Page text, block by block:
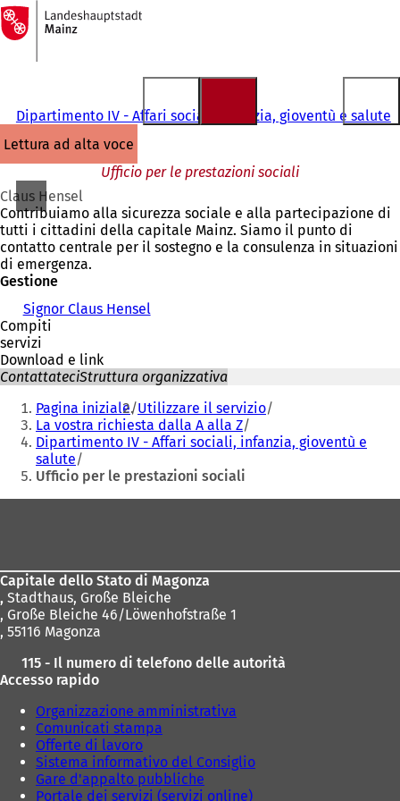
Vai al contenuto
Alla
pagina
iniziale
Dipartimento IV - Affari sociali, infanzia, gioventù e salute
lettura ad alta voce
Ufficio per le prestazioni sociali
Claus Hensel
Contribuiamo alla sicurezza sociale e alla partecipazione di
tutti i cittadini della capitale Mainz. Siamo il punto di
contatto centrale per il sostegno e la consulenza in situazioni
di emergenza.
Gestione
Signor Claus Hensel
Compiti
servizi
Download e link
ContattateciStruttura organizzativa
Siete
qui:
Pagina iniziale Utilizzare il servizio
La vostra richiesta dalla A alla Z
Dipartimento IV - Affari sociali, infanzia, gioventù e
salute
Ufficio per le prestazioni sociali
Capitale dello Stato di Magonza
, Stadthaus, Große Bleiche
, Große Bleiche 46/Löwenhofstraße 1
, 55116 Magonza
115 - Il numero di telefono delle autorità
Accesso rapido
Organizzazione amministrativa
Comunicati stampa
Offerte di lavoro
Sistema informativo del Consiglio
Gare d'appalto pubbliche
Portale dei servizi (servizi online)